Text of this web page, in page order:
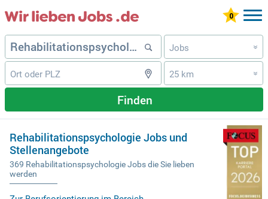
Jobs »
25 km »
Finden
Rehabilitationspsychologie Jobs und
Stellenangebote
369 Rehabilitationspsychologie Jobs die Sie lieben
werden